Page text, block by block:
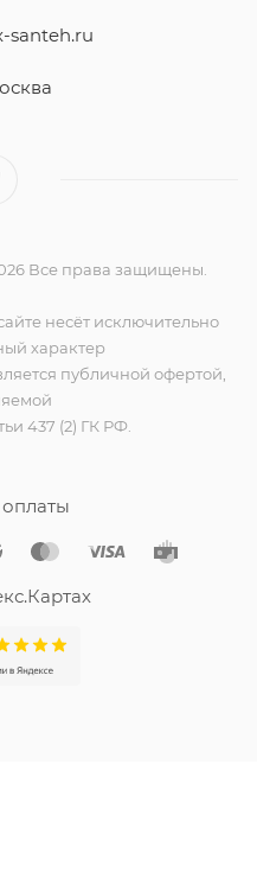
santeh.ru
Все права защищены.
несёт исключительно
характер
публичной офертой,
437 (2) ГК РФ.